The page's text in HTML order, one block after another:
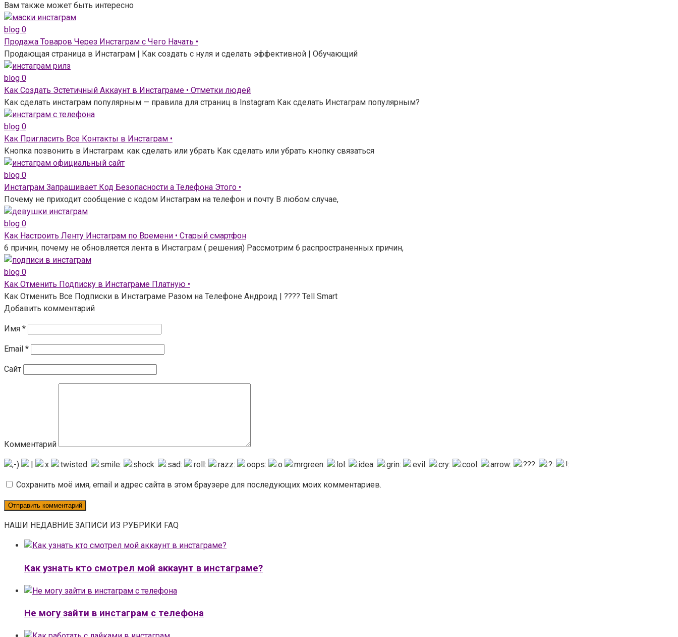
Вам также может быть интересно
blog 0
Продажа Товаров Через Инстаграм с Чего Начать •
Продающая страница в Инстаграм | Как создать с нуля и сделать эффективной | Обучающий
blog 0
Как Создать Эстетичный Аккаунт в Инстаграме • Отметки людей
Как сделать инстаграм популярным — правила для страниц в Instagram Как сделать Инстаграм популярным?
blog 0
Как Пригласить Все Контакты в Инстаграм •
Кнопка позвонить в Инстаграм: как сделать или убрать Как сделать или убрать кнопку связаться
blog 0
Инстаграм Запрашивает Код Безопасности а Телефона Этого •
Почему не приходит сообщение с кодом Инстаграм на телефон и почту В любом случае,
blog 0
Как Настроить Ленту Инстаграм по Времени • Старый смартфон
6 причин, почему не обновляется лента в Инстаграм ( решения) Рассмотрим 6 распространенных причин,
blog 0
Как Отменить Подписку в Инстаграме Платную •
Как Отменить Все Подписки в Инстаграме Разом на Телефоне Андроид | ???? Tell Smart
Добавить комментарий
Имя *
Email *
Сайт
Комментарий
Сохранить моё имя, email и адрес сайта в этом браузере для последующих моих комментариев.
НАШИ НЕДАВНИЕ ЗАПИСИ ИЗ РУБРИКИ FAQ
Как узнать кто смотрел мой аккаунт в инстаграме?
Не могу зайти в инстаграм с телефона